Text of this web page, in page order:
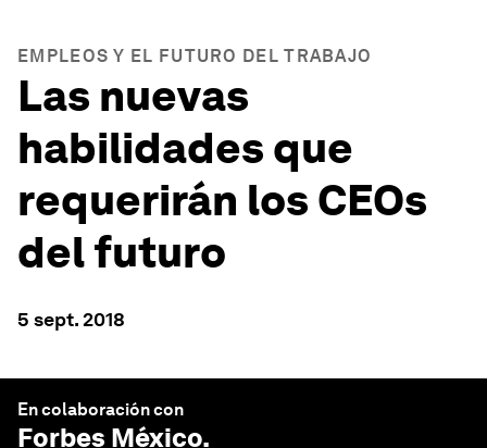
EMPLEOS Y EL FUTURO DEL TRABAJO
Las nuevas
habilidades que
requerirán los CEOs
del futuro
5 sept. 2018
En colaboración con
Forbes México.